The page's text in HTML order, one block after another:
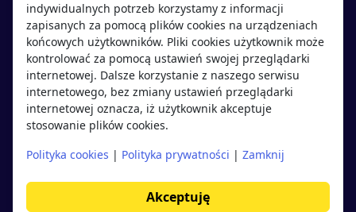
Kandydaci
Regulamin kandydata
Oferty pracy
Pracodawcy
Opinie o pracodawcach
Blog
Pracodawcy
Regulamin pracodawcy
Dodaj ogłoszenie
indywidualnych potrzeb korzystamy z informacji
zapisanych za pomocą plików cookies na urządzeniach
końcowych użytkowników. Pliki cookies użytkownik może
kontrolować za pomocą ustawień swojej przeglądarki
internetowej. Dalsze korzystanie z naszego serwisu
internetowego, bez zmiany ustawień przeglądarki
internetowej oznacza, iż użytkownik akceptuje
stosowanie plików cookies.
Polityka cookies | Polityka prywatności | Zamknij
Akceptuję